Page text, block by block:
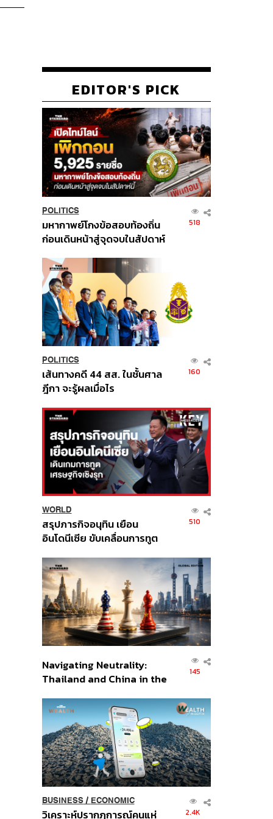
EDITOR'S PICK
POLITICS
มหากาพย์โกงข้อสอบท้องถิ่น
ก่อนเดินหน้าสู่จุดจบในสัปดาห์
518
POLITICS
เส้นทางคดี 44 สส. ในชั้นศาล
ฎีกา จะรู้ผลเมื่อไร
160
WORLD
สรุปภารกิจอนุทิน เยือน
อินโดนีเซีย ขับเคลื่อนการทูต
ส่วนยุทธศาสตร์ไทย –
อินโดนีเซีย
510
Navigating Neutrality:
Thailand and China in the
Order
145
BUSINESS/ ECONOMIC
วิเคราะห์ปรากฏการณ์คนแห่ 2.4K